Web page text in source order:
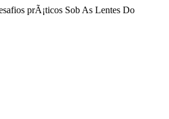
prÃ¡ticos Sob As Lentes Do